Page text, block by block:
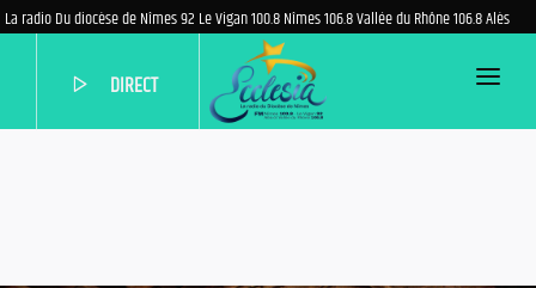
La radio Du diocèse de Nîmes 92 Le Vigan 100.8 Nîmes 106.8 Vallée du Rhône 106.8 Alès
DIRECT
ACCUEIL